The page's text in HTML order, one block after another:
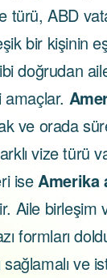
türü, ABD
bir kişinin
doğrudan
ve orada
vize türü
iseAmerika
Aile birleşim
formları
ve